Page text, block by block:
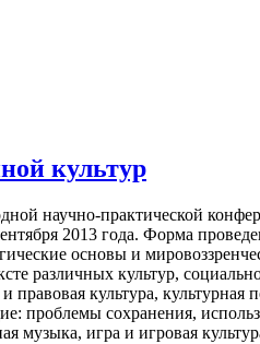
культур
научно-практической
2013 года. Форма
основы и
различных культур,
культура,
проблемы сохранения,
музыка, игра и игровая